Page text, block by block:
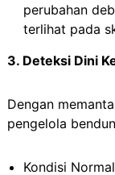
perubahan
terlihat pada
3. Deteksi Dini
Dengan
pengelola
Kondisi